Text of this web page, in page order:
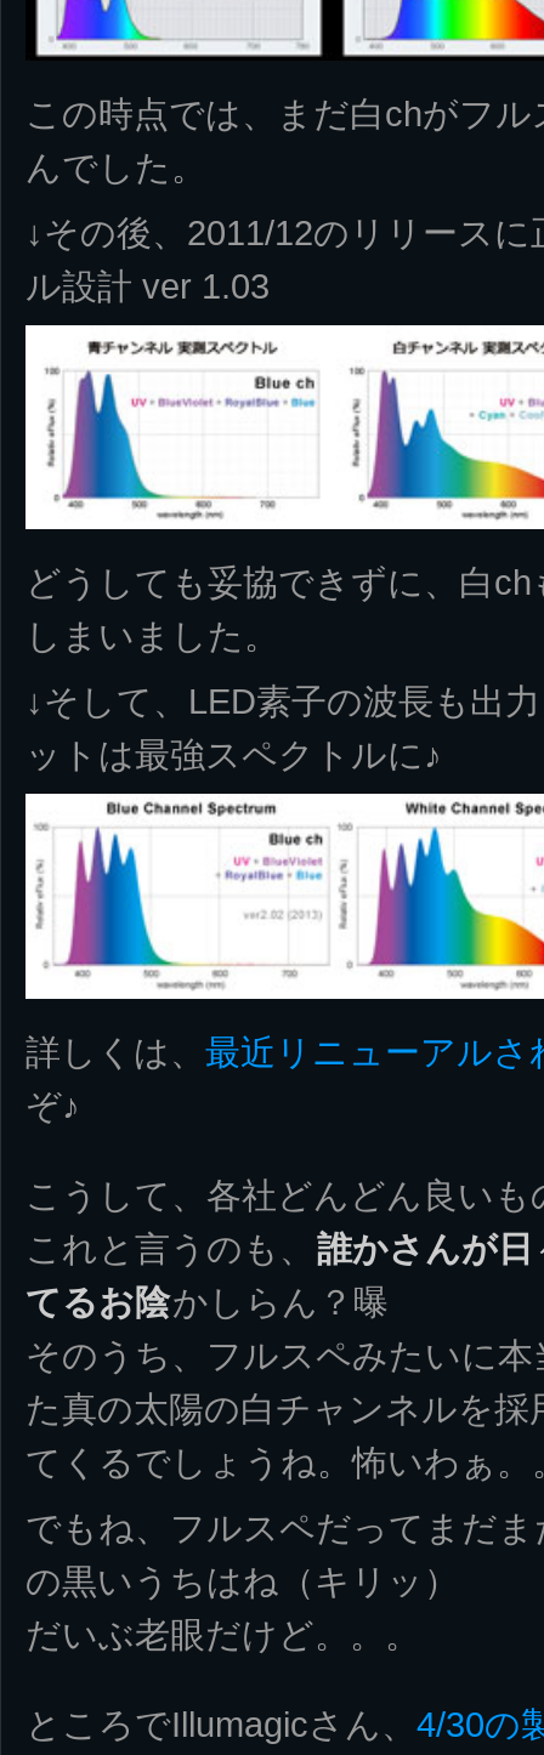
この時点では、まだ白chがフ
んでした。
↓その後、2011/12のリリース
ル設計 ver 1.03
どうしても妥協できずに、白
しまいました。
↓そして、LED素子の波長も出
ットは最強スペクトルに♪
詳しくは、 最近リニューアルさ
ぞ♪
こうして、各社どんどん良い
これと言うのも、 誰かさんが
てるお陰かしらん？曝
そのうち、フルスペみたいに
た真の太陽の白チャンネルを
てくるでしょうね。怖いわぁ。
でもね、フルスペだってまだ
の黒いうちはね（キリッ）
だいぶ老眼だけど。。。
ところでIllumagicさん、 4/30の